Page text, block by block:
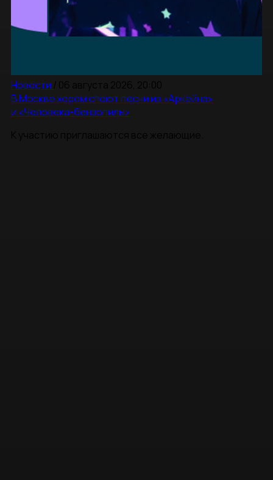
Новости
В Москве хором споют песни из «Аркейна»
и «Человека-бензопилы»